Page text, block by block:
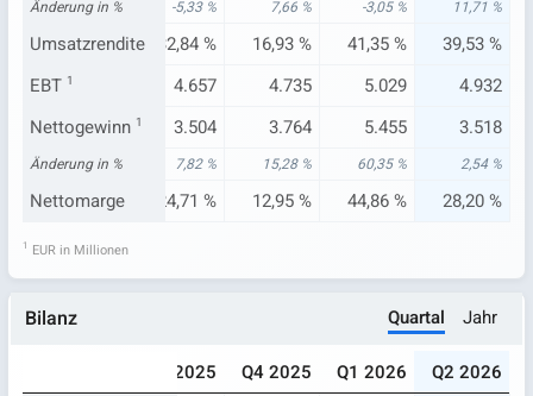
Änderung in %
-10,36 % -5,33 % 7,66 % -3,05 % 11,71 %
Umsatzrendite
30,80 % 32,84 % 16,93 % 41,35 %
39,53 %
EBT 1 4.657 4.735 5.029
4.932
Nettogewinn 1
3.431 3.504 3.764 5.455 3.518
Änderung in %
6,98 % 7,82 % 15,28 % 60,35 % 2,54 %
Nettomarge
23,93 % 24,71 % 12,95 % 44,86 % 28,20 %
1 EUR in Millionen
Bilanz Quartal Jahr
Q3 2025 Q4 2025 Q1 2026
Q2 2026